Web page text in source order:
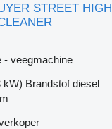
STREET HIGH
- veegmachine
kW) Brandstof diesel